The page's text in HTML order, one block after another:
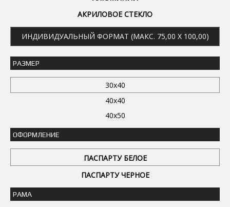
АКРИЛОВОЕ СТЕКЛО
ИНДИВИДУАЛЬНЫЙ ФОРМАТ (МАКС. 75,00 X 100,00)
РАЗМЕР
30x40
40x40
40x50
ОФОРМЛЕНИЕ
ПАСПАРТУ БЕЛОЕ
ПАСПАРТУ ЧЕРНОЕ
РАМА